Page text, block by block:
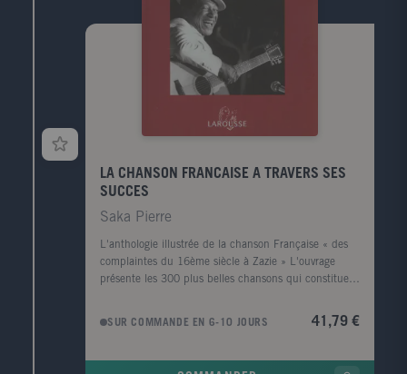
LA CHANSON FRANCAISE A TRAVERS SES
SUCCES
Saka Pierre
L'anthologie illustrée de la chanson Française « des
complaintes du 16ème siècle à Zazie » L'ouvrage
présente les 300 plus belles chansons qui constituent
comporte une introduction puis une vingtaine de
chansons classées chronologiquement, chacune étant
SUR COMMANDE EN 6-10 JOURS 41,79 €